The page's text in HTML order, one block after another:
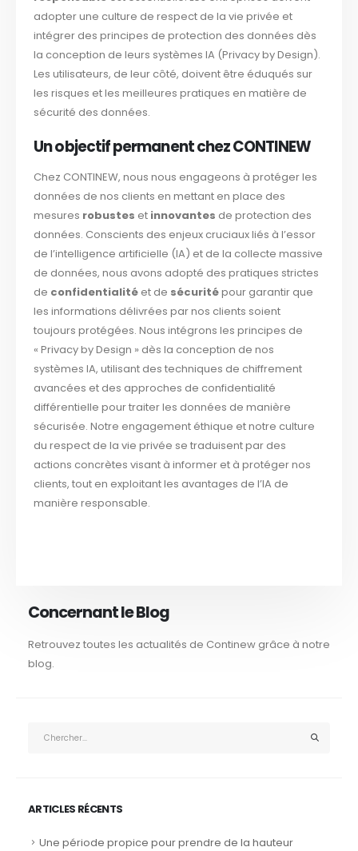
adopter une culture de respect de la vie privée et
intégrer des principes de protection des données dès
la conception de leurs systèmes IA (Privacy by Design).
Les utilisateurs, de leur côté, doivent être éduqués sur
les risques et les meilleures pratiques en matière de
sécurité des données.
Un objectif permanent chez CONTINEW
Chez CONTINEW, nous nous engageons à protéger les
données de nos clients en mettant en place des
mesures robustes et innovantes de protection des
données. Conscients des enjeux cruciaux liés à l’essor
de l’intelligence artificielle (IA) et de la collecte massive
de données, nous avons adopté des pratiques strictes
de confidentialité et de sécuritépour garantir que
les informations délivrées par nos clients soient
toujours protégées. Nous intégrons les principes de
« Privacy by Design » dès la conception de nos
systèmes IA, utilisant des techniques de chiffrement
avancées et des approches de confidentialité
différentielle pour traiter les données de manière
sécurisée. Notre engagement éthique et notre culture
du respect de la vie privée se traduisent par des
actions concrètes visant à informer et à protéger nos
clients, tout en exploitant les avantages de l’IA de
manière responsable.
Concernant le Blog
Retrouvez toutes les actualités de Continew grâce à notre
blog.
ARTICLES RÉCENTS
Une période propice pour prendre de la hauteur